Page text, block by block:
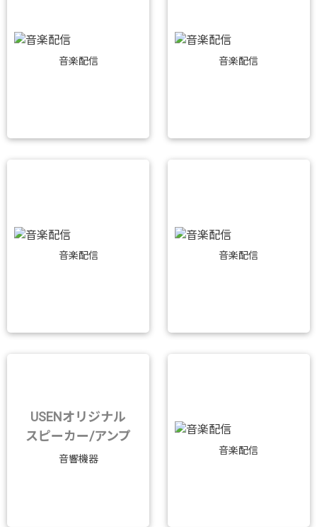
音楽配信 音楽配信
音楽配信 音楽配信
USENオリジナル
スピーカー/アンプ
音響機器
音楽配信